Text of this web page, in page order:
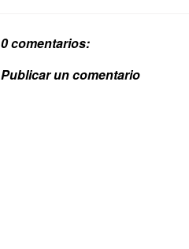
0 comentarios:
Publicar un comentario